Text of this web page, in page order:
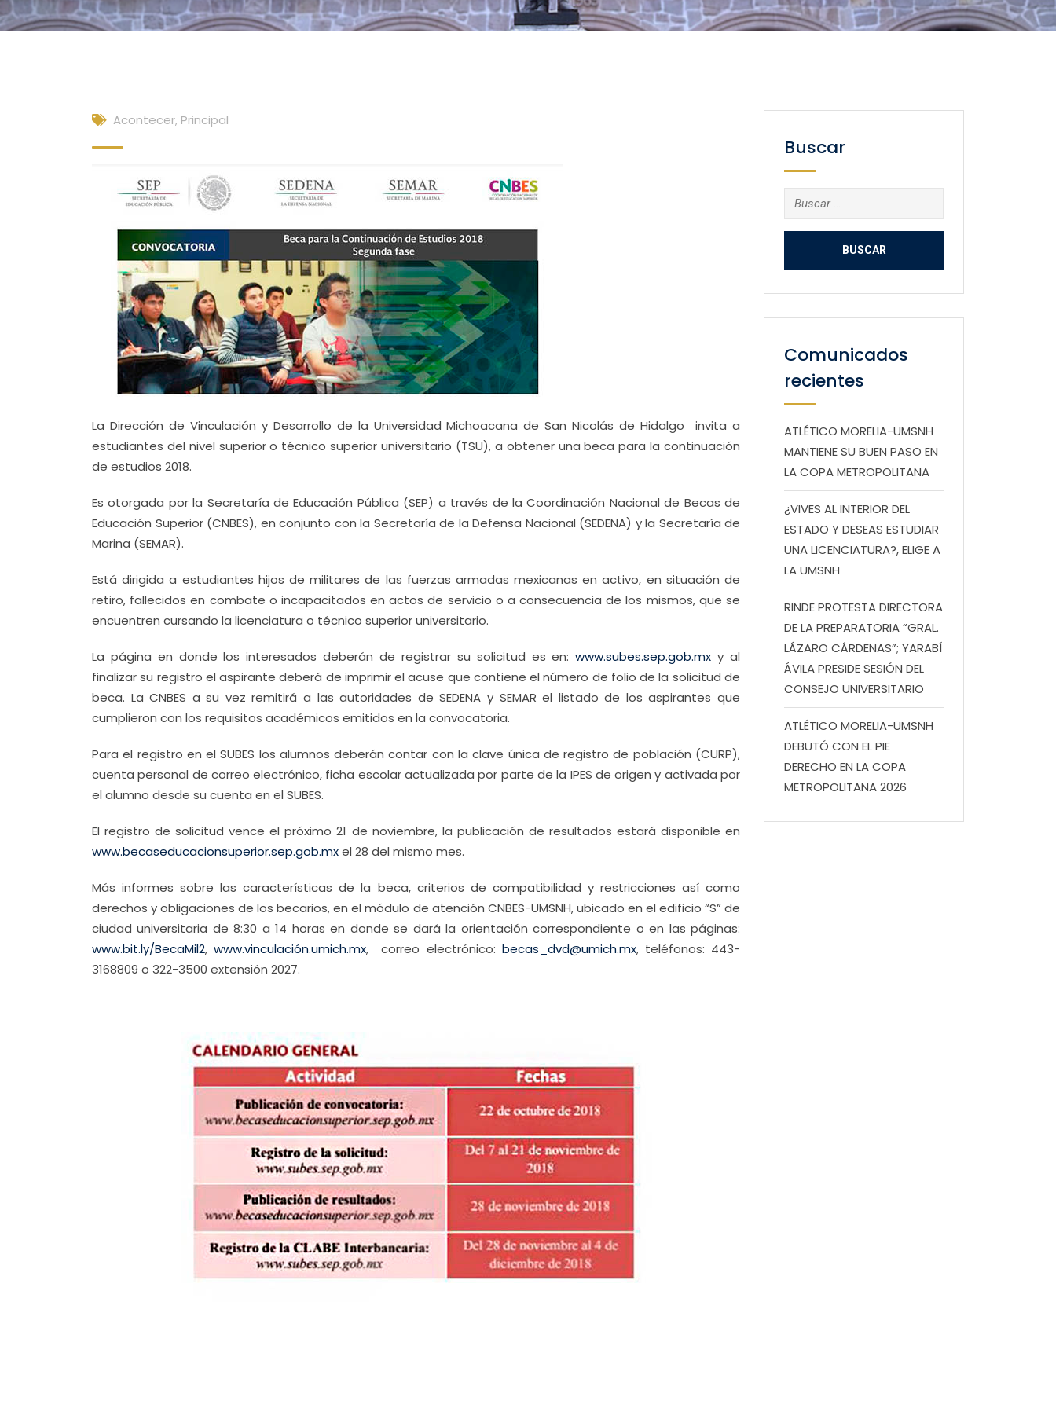
Acontecer, Principal
La Dirección de Vinculación y Desarrollo de la Universidad Michoacana de San Nicolás de Hidalgo invita a
estudiantes del nivel superior o técnico superior universitario (TSU), a obtener una beca para la continuación
de estudios 2018.
Es otorgada por la Secretaría de Educación Pública (SEP) a través de la Coordinación Nacional de Becas de
Educación Superior (CNBES), en conjunto con la Secretaría de la Defensa Nacional (SEDENA) y la Secretaría de
Marina (SEMAR).
Está dirigida a estudiantes hijos de militares de las fuerzas armadas mexicanas en activo, en situación de
retiro, fallecidos en combate o incapacitados en actos de servicio o a consecuencia de los mismos, que se
encuentren cursando la licenciatura o técnico superior universitario.
La página en donde los interesados deberán de registrar su solicitud es en:www.subes.sep.gob.mx y al
finalizar su registro el aspirante deberá de imprimir el acuse que contiene el número de folio de la solicitud de
beca. La CNBES a su vez remitirá a las autoridades de SEDENA y SEMAR el listado de los aspirantes que
cumplieron con los requisitos académicos emitidos en la convocatoria.
Para el registro en el SUBES los alumnos deberán contar con la clave única de registro de población (CURP),
cuenta personal de correo electrónico, ficha escolar actualizada por parte de la IPES de origen y activada por
el alumno desde su cuenta en el SUBES.
El registro de solicitud vence el próximo 21 de noviembre, la publicación de resultados estará disponible en
www.becaseducacionsuperior.sep.gob.mxel 28 del mismo mes.
Más informes sobre las características de la beca, criterios de compatibilidad y restricciones así como
derechos y obligaciones de los becarios, en el módulo de atención CNBES-UMSNH, ubicado en el edificio “S” de
ciudad universitaria de 8:30 a 14 horas en donde se dará la orientación correspondiente o en las páginas:
www.bit.ly/BecaMil2,www.vinculación.umich.mx, correo electrónico: becas_dvd@umich.mx, teléfonos: 443-
3168809 o 322-3500 extensión 2027.
Buscar
Buscar:
Comunicados
recientes
ATLÉTICO MORELIA-UMSNH
MANTIENE SU BUEN PASO EN
LA COPA METROPOLITANA
¿VIVES AL INTERIOR DEL
ESTADO Y DESEAS ESTUDIAR
UNA LICENCIATURA?, ELIGE A
LA UMSNH
RINDE PROTESTA DIRECTORA
DE LA PREPARATORIA “GRAL.
LÁZARO CÁRDENAS”; YARABÍ
ÁVILA PRESIDE SESIÓN DEL
CONSEJO UNIVERSITARIO
ATLÉTICO MORELIA-UMSNH
DEBUTÓ CON EL PIE
DERECHO EN LA COPA
METROPOLITANA 2026